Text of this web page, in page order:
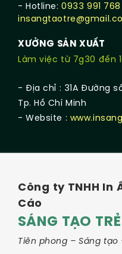
- Hotline:0933 991 768
XƯỞNG SẢN XUẤT
Làm việc từ 7g30 đến
- Địa chỉ : 31A Đường
Tp. Hồ Chí Minh
- Website :
Công ty TNHH In
Cáo
SÁNG TẠO TRẺ
Tiên phong – Sáng